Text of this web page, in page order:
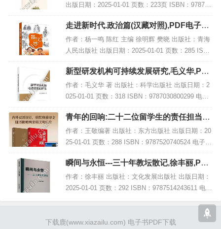
出版日期：2025-01-01 页数：223页 ISBN：978754
3991064 电子书大小：244MB [高清扫描版PDF格
式] 内容简...
走进新时代.政治篇(汉藏对照),PDF电子书
网盘下载
作者：杨一鸣 陈红 主编 徐明辉 樊晓 出版社：青海
人民出版社 出版日期：2025-01-01 页数：285 ISB
N：9787225066783 电子书大小：178MB [高清扫描
版P...
新型研发机构可持续发展研究,毛义华,PDF
电子书网盘下载
作者：毛义华 著 出版社：科学出版社 出版日期：2
025-01-01 页数：318 ISBN：9787030800299 电子
书大小：185MB [高清扫描版PDF格式] 内容简介 在
新一轮...
青年的回响:二十二位留学生的责任担当
(精装),PDF下载
作者：王敬编著 出版社：东方出版社 出版日期：20
25-01-01 页数：288 ISBN：9787520740524 电子书
大小：227MB [高清扫描版PDF格式] 内容简介 在当
今教育...
瞬间与永恒---三十年教坛散记,徐丰丽,PDF
电子书网盘下载
作者：徐丰丽 出版社：文化发展出版社 出版日期：
2025-01-01 页数：292 ISBN：9787514243611 电子
下载鹿(www.xiazailu.com) 电子书PDF下载